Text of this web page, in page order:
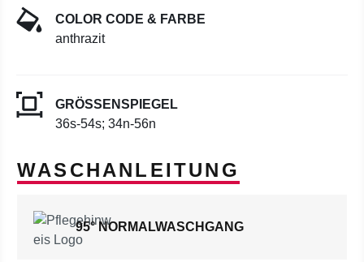
COLOR CODE & FARBE
anthrazit
GRÖSSENSPIEGEL
36s-54s; 34n-56n
WASCHANLEITUNG
95° NORMALWASCHGANG